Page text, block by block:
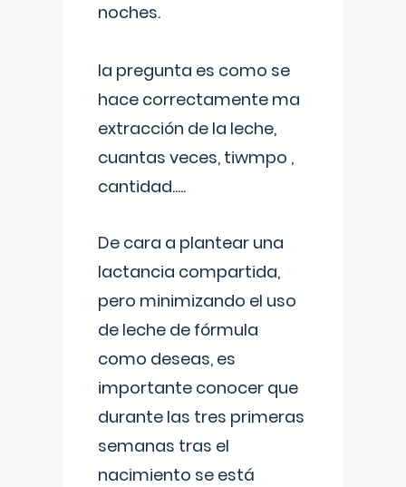
noches.
la pregunta es como se
hace correctamente ma
extracción de la leche,
cuantas veces, tiwmpo ,
cantidad.....
De cara a plantear una
lactancia compartida,
pero minimizando el uso
de leche de fórmula
como deseas, es
importante conocer que
durante las tres primeras
semanas tras el
nacimiento se está